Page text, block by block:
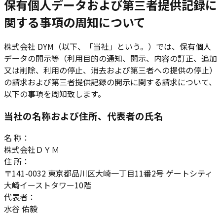
保有個人データおよび第三者提供記録に
関する事項の周知について
株式会社 DYM（以下、「当社」という。）では、保有個人
データの開示等（利用目的の通知、開示、内容の訂正、追加
又は削除、利用の停止、消去および第三者への提供の停止）
の請求および第三者提供記録の開示に関する請求について、
以下の事項を周知致します。
当社の名称および住所、代表者の氏名
名 称：
株式会社ＤＹＭ
住 所：
〒141-0032 東京都品川区大崎一丁目11番2号 ゲートシティ
大崎イーストタワー10階
代表者：
水谷 佑毅